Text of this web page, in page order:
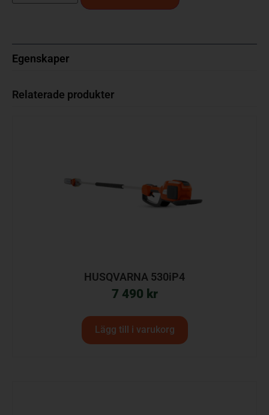
Egenskaper
Relaterade produkter
HUSQVARNA 530iP4
7 490 kr
Lägg till i varukorg